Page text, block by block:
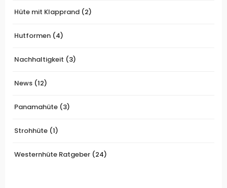
Hüte mit Klapprand (2)
Hutformen (4)
Nachhaltigkeit (3)
News (12)
Panamahüte (3)
Strohhüte (1)
Westernhüte Ratgeber (24)